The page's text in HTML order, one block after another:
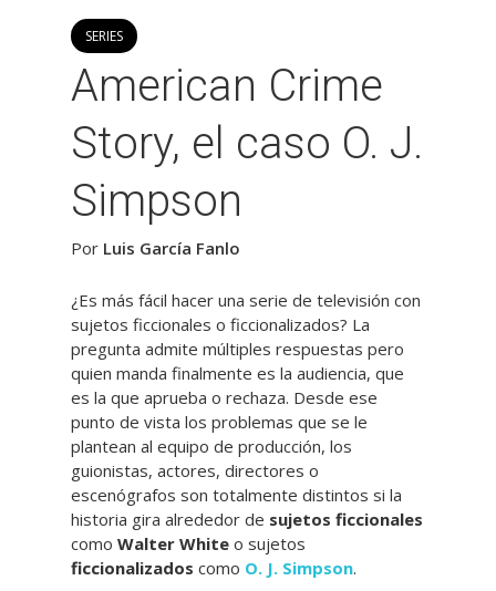
SERIES
American Crime
Story, el caso O. J.
Simpson
Por Luis García Fanlo
¿Es más fácil hacer una serie de televisión con
sujetos ficcionales o ficcionalizados? La
pregunta admite múltiples respuestas pero
quien manda finalmente es la audiencia, que
es la que aprueba o rechaza. Desde ese
punto de vista los problemas que se le
plantean al equipo de producción, los
guionistas, actores, directores o
escenógrafos son totalmente distintos si la
historia gira alrededor de sujetos ficcionales
como Walter White o sujetos
ficcionalizados como O. J. Simpson.